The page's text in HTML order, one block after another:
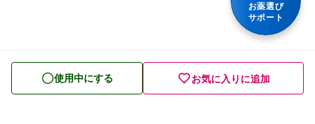
皮膚薬 使用中にする お気に入りに追加
お薬選び
サポート